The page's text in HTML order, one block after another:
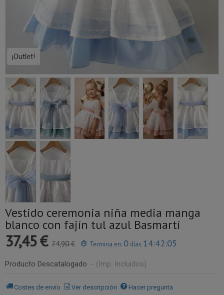
¡Outlet!
Vestido ceremonia niña media manga
blanco con fajín tul azul Basmartí
37,45 € 74,90 € Termina en: 0 días 14:42:05
Producto Descatalogado - (Imp. Incluidos)
Costes de envío Ver descripción Hacer pregunta